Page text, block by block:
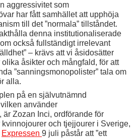
aggressivitet som
har fått samhället att upphöja
till det ”normala” tillståndet.
denna institutionaliserade
också fullständigt irrelevant
– krävs att vi åsidosätter
åsikter och mångfald, för att
”sanningsmonopolister” tala om
alla.
på en självutnämnd
använder
Zozan Inci, ordförande för
och tjejjourer i Sverige,
Expressen 9 juli påstår att ”ett